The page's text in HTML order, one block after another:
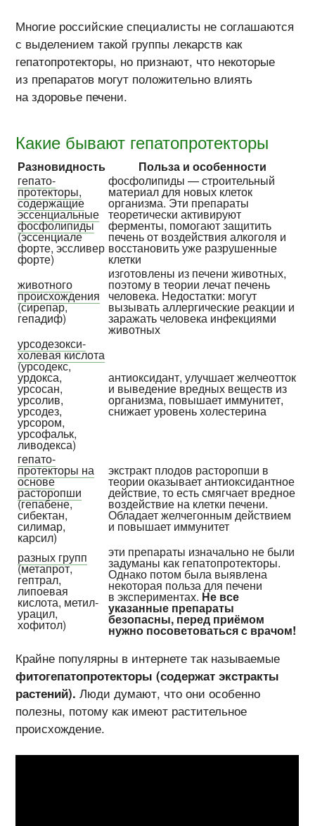
Многие российские специалисты не соглашаются
с выделением такой группы лекарств как
гепатопротекторы, но признают, что некоторые
из препаратов могут положительно влиять
на здоровье печени.
Какие бывают гепатопротекторы
Разновидность
Польза и особенности
гепато­
протекторы,
содержа­щие
эссенци­альные
фосфо­липиды
(эссенциале
форте, эссливер
форте)
фосфо­липиды — строитель­ный
материал для новых клеток
организма. Эти препараты
теоретически активируют
ферменты, помогают защитить
печень от воздейст­вия алкоголя и
восстано­вить уже разрушен­ные
клетки
животного
происхож­дения
(сирепар,
гепадиф)
изготовлены из печени животных,
поэтому в теории лечат печень
человека. Недостатки: могут
вызывать аллерги­ческие реакции и
заражать человека инфекциями
животных
урсо­дезокси­
холевая кислота
(урсодекс,
урдокса,
урсосан,
урсолив,
урсодез,
урсором,
урсофальк,
ливодекса)
антиокси­дант, улучшает желче­отток
и выведение вредных веществ из
организма, повышает иммунитет,
снижает уровень холесте­рина
гепато­
протекторы на
основе
расторопши
(гепабене,
сибектан,
силимар,
карсил)
экстракт плодов расторопши в
теории оказывает анти­оксидант­ное
действие, то есть смягчает вредное
воздейст­вие на клетки печени.
Обладает желче­гонным действием
и повышает иммунитет
разных групп
(метапрот,
гептрал,
липоевая
кислота, метил­
урацил,
хофитол)
эти препараты изначально не были
задуманы как гепато­протекторы.
Однако потом была выявлена
некоторая польза для печени
в экспериментах. Не все
указанные препараты
безопасны, перед приёмом
нужно посоветоваться с врачом!
Крайне популярны в интернете так называемые
фитогепатопротекторы (содержат экстракты
растений). Люди думают, что они особенно
полезны, потому как имеют растительное
происхождение.